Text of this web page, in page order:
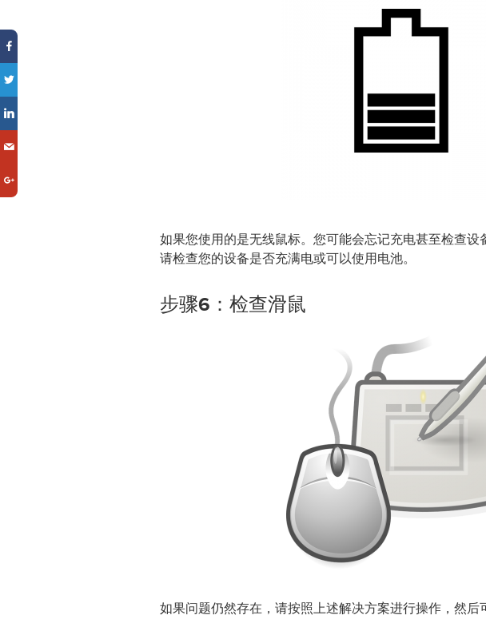
如果您使用的是无线鼠标。您可能会忘记充电甚至检查设
请检查您的设备是否充满电或可以使用电池。
步骤6：检查滑鼠
如果问题仍然存在，请按照上述解决方案进行操作，然后